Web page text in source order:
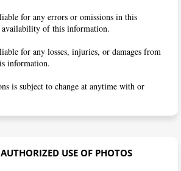
for any errors or omissions in this
of this information.
for any losses, injuries, or damages from
information.
is subject to change at anytime with or
USE OF PHOTOS